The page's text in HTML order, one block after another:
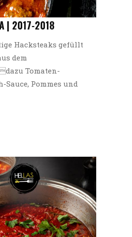
| 2017-2018
Hacksteaks gefüllt
dem
Tomaten-
Sauce, Pommes und